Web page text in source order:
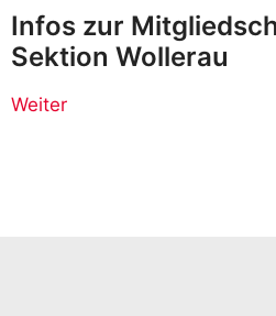
Infos zur
Sektion Wollerau
Weiter